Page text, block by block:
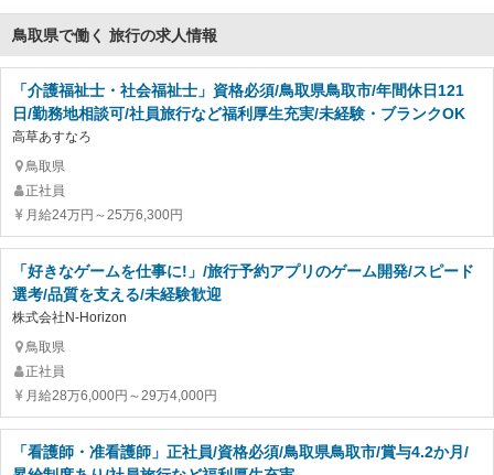
鳥取県で働く 旅行の求人情報
「介護福祉士・社会福祉士」資格必須/鳥取県鳥取市/年間休日121
日/勤務地相談可/社員旅行など福利厚生充実/未経験・ブランクOK
高草あすなろ
鳥取県
正社員
月給24万円～25万6,300円
「好きなゲームを仕事に!」/旅行予約アプリのゲーム開発/スピード
選考/品質を支える/未経験歓迎
株式会社N-Horizon
鳥取県
正社員
月給28万6,000円～29万4,000円
「看護師・准看護師」正社員/資格必須/鳥取県鳥取市/賞与4.2か月/